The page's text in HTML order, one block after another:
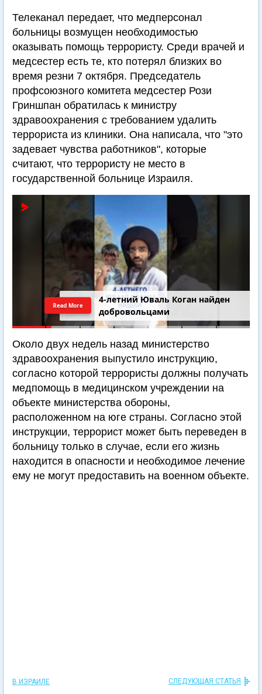
Телеканал передает, что медперсонал
больницы возмущен необходимостью
оказывать помощь террористу. Среди врачей и
медсестер есть те, кто потерял близких во
время резни 7 октября. Председатель
профсоюзного комитета медсестер Рози
Гриншпан обратилась к министру
здравоохранения с требованием удалить
террориста из клиники. Она написала, что "это
задевает чувства работников", которые
считают, что террористу не место в
государственной больнице Израиля.
4-летний Юваль Коган найден
добровольцами
Read More
Около двух недель назад министерство
здравоохранения выпустило инструкцию,
согласно которой террористы должны получать
медпомощь в медицинском учреждении на
объекте министерства обороны,
расположенном на юге страны. Согласно этой
инструкции, террорист может быть переведен в
больницу только в случае, если его жизнь
находится в опасности и необходимое лечение
ему не могут предоставить на военном объекте.
В ИЗРАИЛЕ СЛЕДУЮЩАЯ СТАТЬЯ